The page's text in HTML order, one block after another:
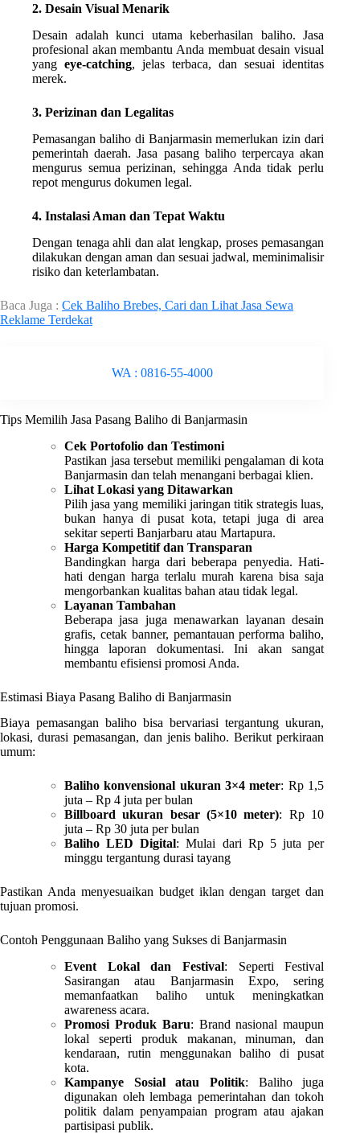
2. Desain Visual Menarik
Desain adalah kunci utama keberhasilan baliho. Jasa
profesional akan membantu Anda membuat desain visual
yangeye-catching, jelas terbaca, dan sesuai identitas
merek.
3. Perizinan dan Legalitas
Pemasangan baliho di Banjarmasin memerlukan izin dari
pemerintah daerah. Jasa pasang baliho terpercaya akan
mengurus semua perizinan, sehingga Anda tidak perlu
repot mengurus dokumen legal.
4. Instalasi Aman dan Tepat Waktu
Dengan tenaga ahli dan alat lengkap, proses pemasangan
dilakukan dengan aman dan sesuai jadwal, meminimalisir
risiko dan keterlambatan.
Baca Juga : Cek Baliho Brebes, Cari dan Lihat Jasa Sewa
Reklame Terdekat
WA : 0816-55-4000
Tips Memilih Jasa Pasang Baliho di Banjarmasin
Cek Portofolio dan Testimoni
Pastikan jasa tersebut memiliki pengalaman di kota
Banjarmasin dan telah menangani berbagai klien.
Lihat Lokasi yang Ditawarkan
Pilih jasa yang memiliki jaringan titik strategis luas,
bukan hanya di pusat kota, tetapi juga di area
sekitar seperti Banjarbaru atau Martapura.
Harga Kompetitif dan Transparan
Bandingkan harga dari beberapa penyedia. Hati-
hati dengan harga terlalu murah karena bisa saja
mengorbankan kualitas bahan atau tidak legal.
Layanan Tambahan
Beberapa jasa juga menawarkan layanan desain
grafis, cetak banner, pemantauan performa baliho,
hingga laporan dokumentasi. Ini akan sangat
membantu efisiensi promosi Anda.
Estimasi Biaya Pasang Baliho di Banjarmasin
Biaya pemasangan baliho bisa bervariasi tergantung ukuran,
lokasi, durasi pemasangan, dan jenis baliho. Berikut perkiraan
umum:
Baliho konvensional ukuran 3×4 meter: Rp 1,5
juta – Rp 4 juta per bulan
Billboard ukuran besar (5×10 meter): Rp 10
juta – Rp 30 juta per bulan
Baliho LED Digital: Mulai dari Rp 5 juta per
minggu tergantung durasi tayang
Pastikan Anda menyesuaikan budget iklan dengan target dan
tujuan promosi.
Contoh Penggunaan Baliho yang Sukses di Banjarmasin
Event Lokal dan Festival: Seperti Festival
Sasirangan atau Banjarmasin Expo, sering
memanfaatkan baliho untuk meningkatkan
awareness acara.
Promosi Produk Baru: Brand nasional maupun
lokal seperti produk makanan, minuman, dan
kendaraan, rutin menggunakan baliho di pusat
kota.
Kampanye Sosial atau Politik: Baliho juga
digunakan oleh lembaga pemerintahan dan tokoh
politik dalam penyampaian program atau ajakan
partisipasi publik.